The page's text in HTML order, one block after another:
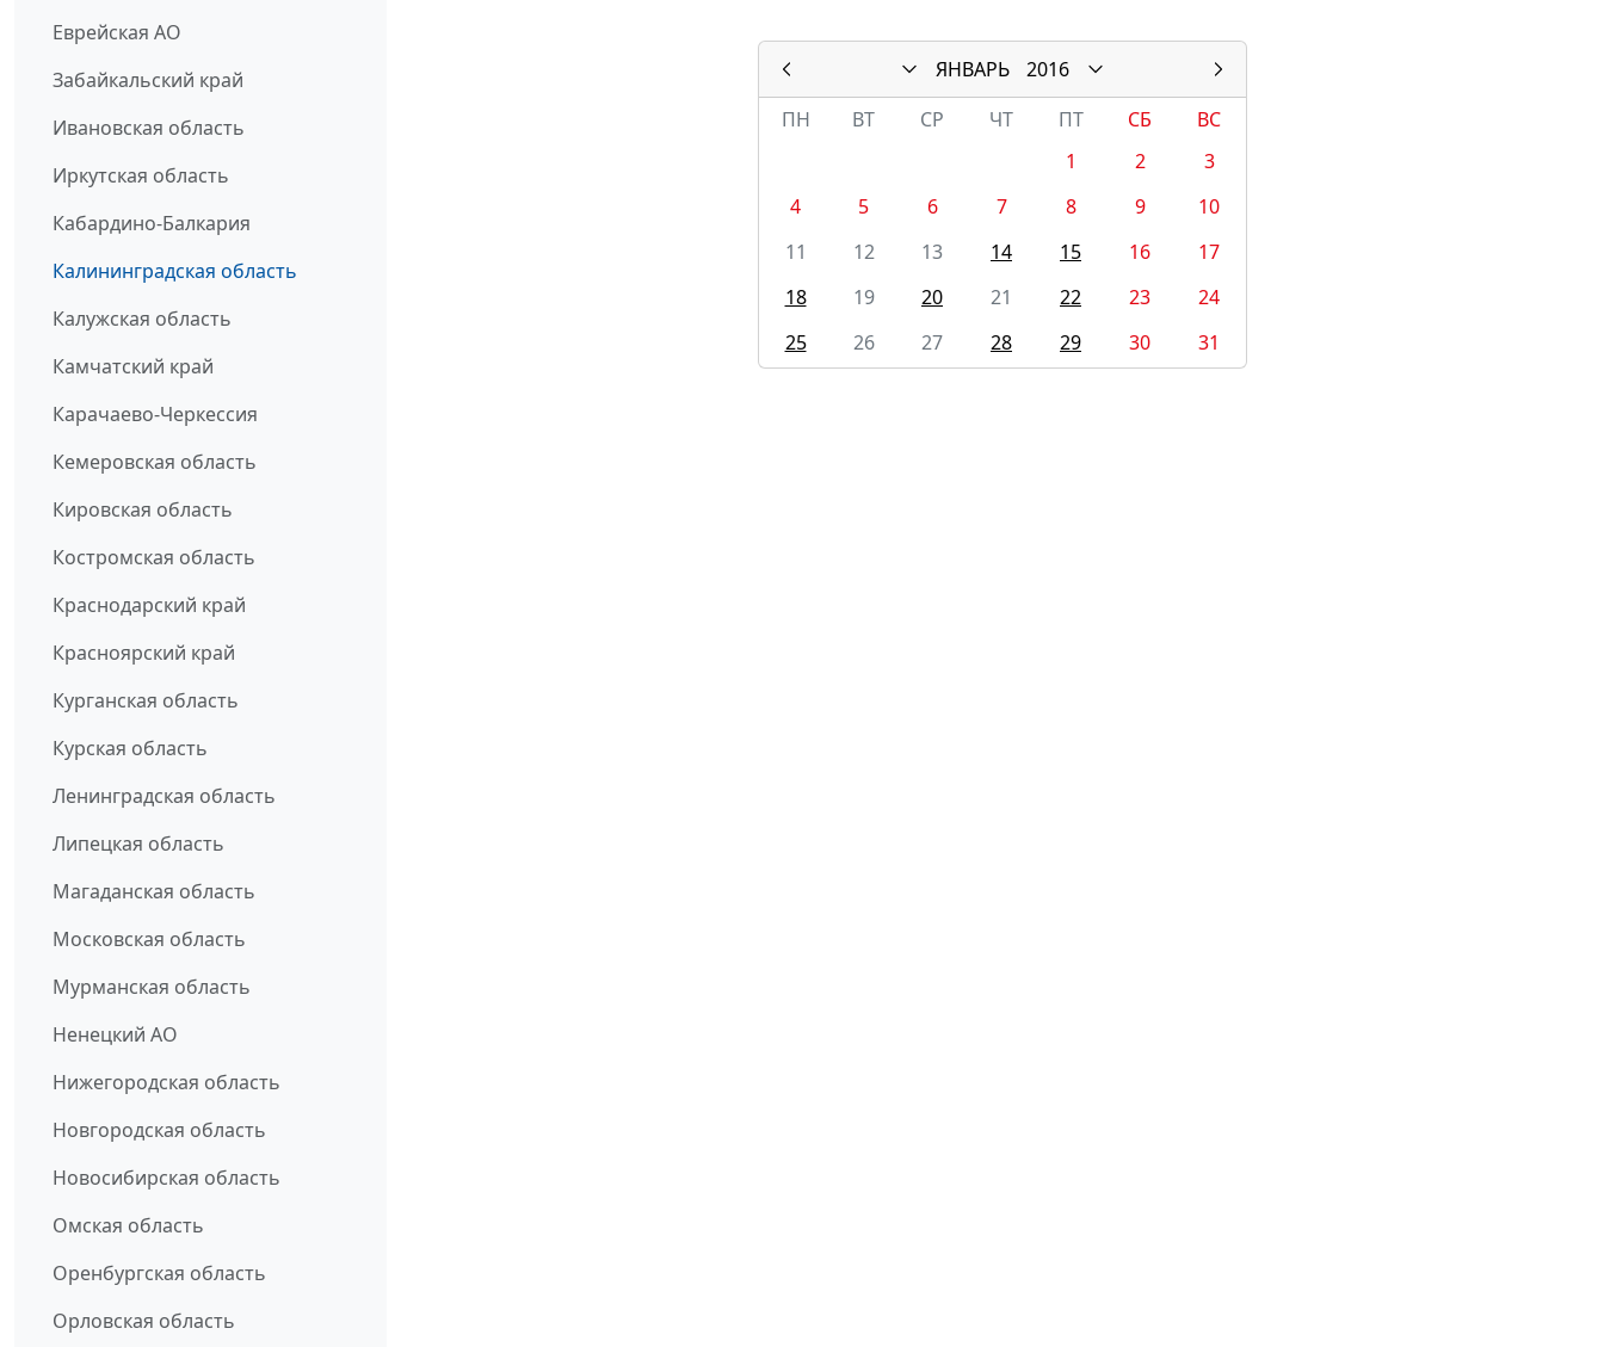
Еврейская АО
Забайкальский край
Ивановская область
Иркутская область
Кабардино-Балкария
Калининградская область
Калужская область
Камчатский край
Карачаево-Черкессия
Кемеровская область
Кировская область
Костромская область
Краснодарский край
Красноярский край
Курганская область
Курская область
Ленинградская область
Липецкая область
Магаданская область
Московская область
Мурманская область
Ненецкий АО
Нижегородская область
Новгородская область
Новосибирская область
Омская область
Оренбургская область
Орловская область
ЯНВАРЬ
2016
ПН
ВТ СР ЧТ ПТ СБ
ВС
1
2
3
4
5 6 7 8 9
10
11
12 13 14 15 16
17
18
19 20 21 22 23
24
25
26 27 28 29 30 31